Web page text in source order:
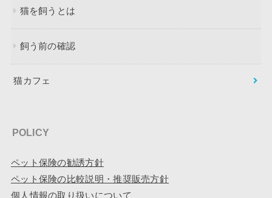
猫を飼うとは
飼う前の確認
猫カフェ
POLICY
ペット保険の勧誘方針
ペット保険の比較説明・推奨販売方針
個人情報の取り扱いについて